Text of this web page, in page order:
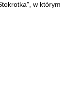
w którym